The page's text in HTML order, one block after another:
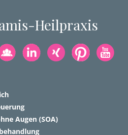
Heilpraxis
Augen (SOA)